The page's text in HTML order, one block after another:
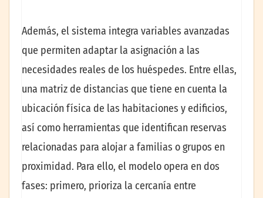
Además, el sistema integra variables avanzadas
que permiten adaptar la asignación a las
necesidades reales de los huéspedes. Entre ellas,
una matriz de distancias que tiene en cuenta la
ubicación física de las habitaciones y edificios,
así como herramientas que identifican reservas
relacionadas para alojar a familias o grupos en
proximidad. Para ello, el modelo opera en dos
fases: primero, prioriza la cercanía entre